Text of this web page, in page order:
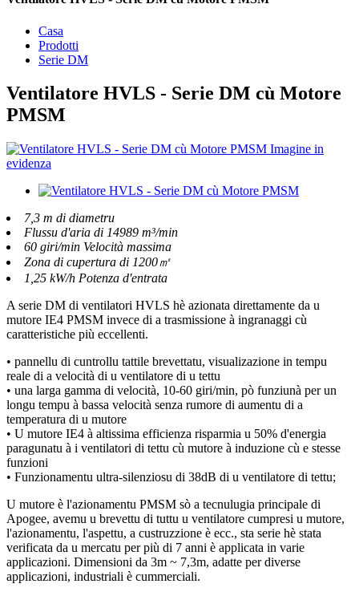
Casa
Prodotti
Serie DM
Ventilatore HVLS - Serie DM cù Motore
PMSM
7,3 m di diametru
Flussu d'aria di 14989 m³/min
60 giri/min Velocità massima
Zona di cupertura di 1200㎡
1,25 kW/h Potenza d'entrata
A serie DM di ventilatori HVLS hè azionata direttamente da u
mutore IE4 PMSM invece di a trasmissione à ingranaggi cù
caratteristiche più eccellenti.
• pannellu di cuntrollu tattile brevettatu, visualizazione in tempu
reale di a velocità di u ventilatore di u tettu
• una larga gamma di velocità, 10-60 giri/min, pò funziunà per un
longu tempu à bassa velocità senza rumore di aumentu di a
temperatura di u mutore
• U mutore IE4 à altissima efficienza risparmia u 50% d'energia
paragunatu à i ventilatori di tettu cù mutore à induzione cù e stesse
funzioni
• Funzionamentu ultra-silenziosu di 38dB di u ventilatore di tettu;
U mutore è l'azionamentu PMSM sò a tecnulugia principale di
Apogee, avemu u brevettu di tuttu u ventilatore cumpresi u mutore,
l'azionamentu, l'aspettu, a custruzzione è ecc., sta serie hè stata
verificata da u mercatu per più di 7 anni è applicata in varie
applicazioni. Dimensioni da 3m ~ 7,3m, adatte per diverse
applicazioni, industriali è cummerciali.